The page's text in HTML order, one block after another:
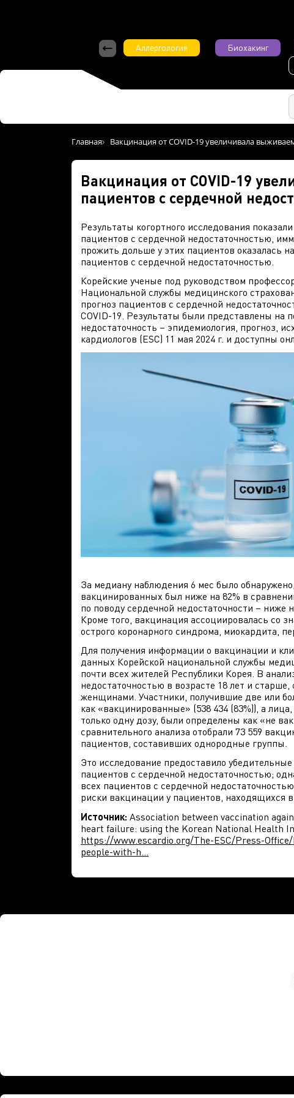
Аллергология
Биохакинг
Главная Вакцинация от COVID-19 увеличивала
Вакцинация от COVID-19
пациентов с сердечной
Результаты когортного исследования
пациентов с сердечной недостаточностью,
прожить дольше у этих пациентов оказалась
пациентов с сердечной недостаточностью.
Корейские ученые под руководством
Национальной службы медицинского
прогноз пациентов с сердечной
COVID-19. Результаты были представлены на
недостаточность – эпидемиология, прогноз,
кардиологов (ESC) 11 мая 2024 г. и доступны
За медиану наблюдения 6 мес было
вакцинированных был ниже на 82% в
по поводу сердечной недостаточности – ниже
Кроме того, вакцинация ассоциировалась со
острого коронарного синдрома, миокардита,
Для получения информации о вакцинации и
данных Корейской национальной службы
почти всех жителей Республики Корея. В
недостаточностью в возрасте 18 лет и
женщинами. Участники, получившие две или
как «вакцинированные» (538 434 (83%)), а
только одну дозу, были определены как «не
сравнительного анализа отобрали 73 559
пациентов, составивших однородные группы.
Это исследование предоставило
пациентов с сердечной недостаточностью;
всех пациентов с сердечной
риски вакцинации у пациентов, находящихся
Источник: Association between vaccination
heart failure: using the Korean National Health
https://www.escardio.org/The-ESC/Press-
people-with-h...